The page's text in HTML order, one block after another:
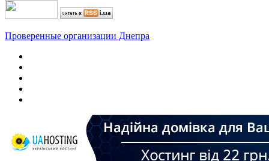
Проверенные организации Днепра